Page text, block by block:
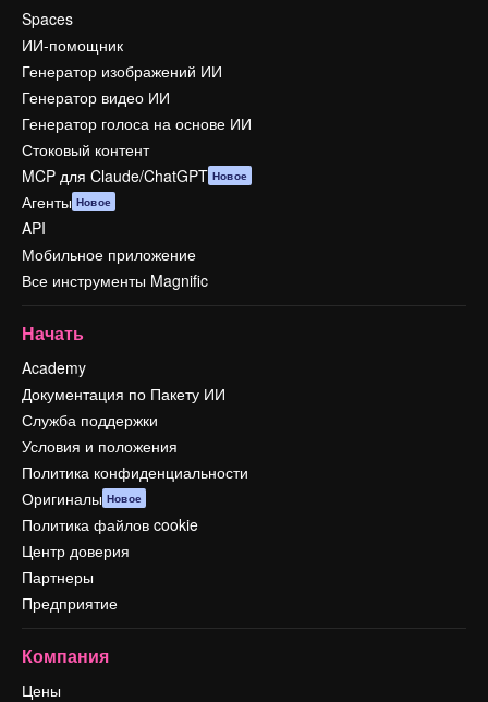
Spaces
ИИ-помощник
Генератор изображений ИИ
Генератор видео ИИ
Генератор голоса на основе ИИ
Стоковый контент
MCP для Claude/ChatGPT Новое
Агенты Новое
API
Мобильное приложение
Все инструменты Magnific
Начать
Academy
Документация по Пакету ИИ
Служба поддержки
Условия и положения
Политика конфиденциальности
Оригиналы Новое
Политика файлов cookie
Центр доверия
Партнеры
Предприятие
Компания
Цены